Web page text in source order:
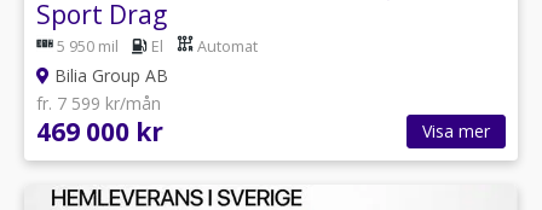
Sport Drag
5 950 mil El Automat
Bilia Group AB
fr. 7 599 kr/mån
469 000 kr Visa mer